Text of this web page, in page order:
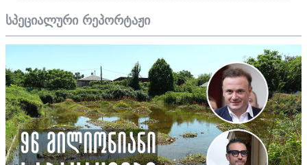
სპეციალური რეპორტაჟი